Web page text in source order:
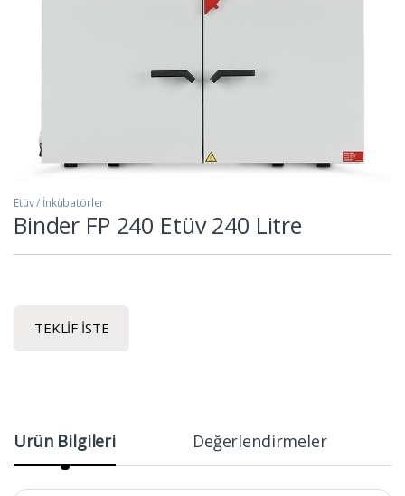
Etüv / İnkübatörler
Binder FP 240 Etüv 240 Litre
TEKLIF İSTE
Ürün Bilgileri Değerlendirmeler